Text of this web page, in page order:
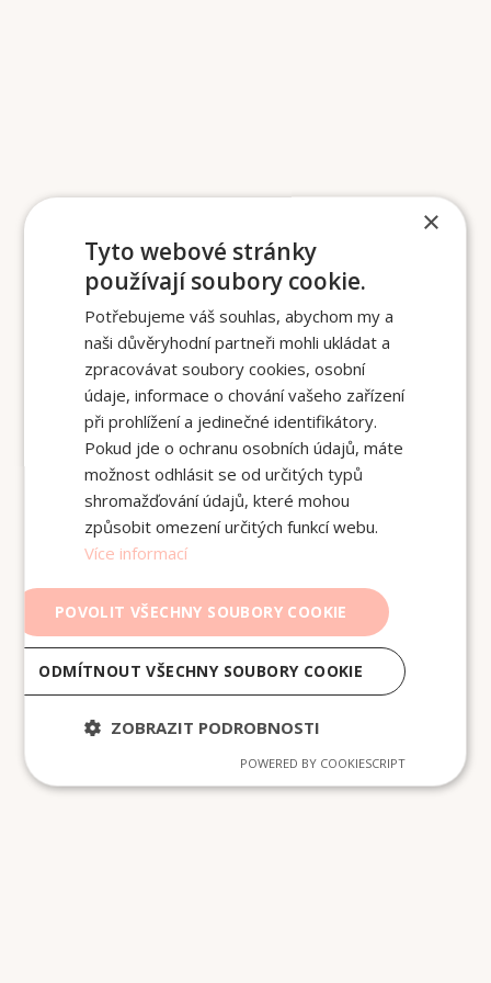
×
Tyto webové stránky
používají soubory cookie.
Potřebujeme váš souhlas, abychom my a
naši důvěryhodní partneři mohli ukládat a
zpracovávat soubory cookies, osobní
údaje, informace o chování vašeho zařízení
při prohlížení a jedinečné identifikátory.
Pokud jde o ochranu osobních údajů, máte
možnost odhlásit se od určitých typů
shromažďování údajů, které mohou
způsobit omezení určitých funkcí webu.
Více informací
POVOLIT VŠECHNY SOUBORY COOKIE
ODMÍTNOUT VŠECHNY SOUBORY COOKIE
ZOBRAZIT PODROBNOSTI
POWERED BY COOKIESCRIPT